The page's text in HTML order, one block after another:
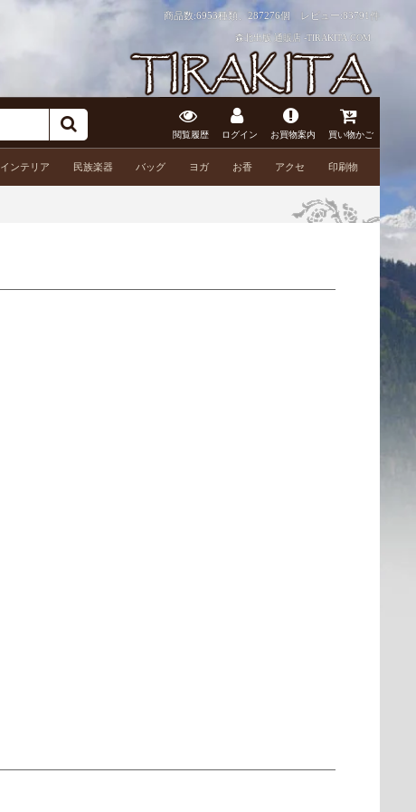
商品数:6953種類、287276個 レビュー:83791件
森北出版 通販店 -TIRAKITA.COM
閲覧履歴 ログイン お買物案内 買い物かご
インテリア 民族楽器 バッグ ヨガ お香 アクセ 印刷物